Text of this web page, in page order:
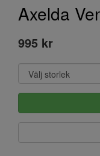
Axelda
995 kr